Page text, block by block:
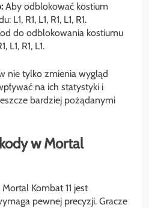
Aby odblokować kostium
L1, R1, L1, R1, L1, R1.
do odblokowania kostiumu
L1, R1, L1.
nie tylko zmienia wygląd
na ich statystyki i
bardziej pożądanymi
w Mortal
Kombat 11 jest
pewnej precyzji. Gracze